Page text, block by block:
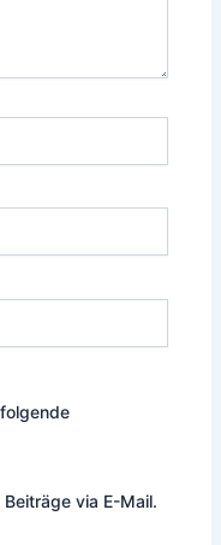
via E-Mail.